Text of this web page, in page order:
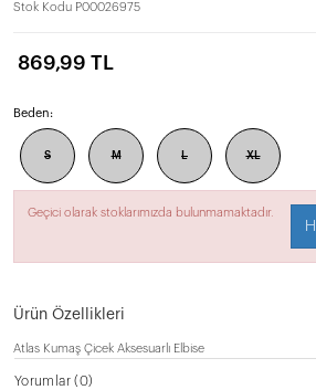
Stok Kodu P00026975
869,99 TL
Beden:
S M L XL
Geçici olarak stoklarımızda bulunmamaktadır.
Ürün Özellikleri
Atlas Kumaş Çicek Aksesuarlı Elbise
Yorumlar(0)